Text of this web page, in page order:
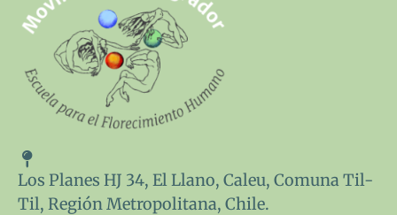
Los Planes HJ 34, El Llano, Caleu, Comuna Til-
Til, Región Metropolitana, Chile.